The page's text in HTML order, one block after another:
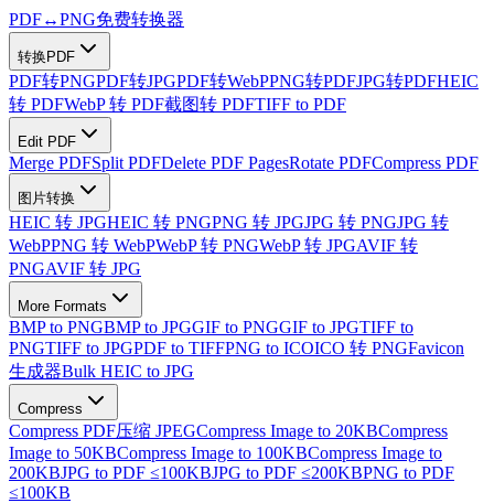
PDF↔PNG免费转换器
转换PDF
PDF转PNGPDF转JPGPDF转WebPPNG转PDFJPG转PDFHEIC
转 PDFWebP 转 PDF截图转 PDFTIFF to PDF
Edit PDF
Merge PDFSplit PDFDelete PDF PagesRotate PDFCompress PDF
图片转换
HEIC 转 JPGHEIC 转 PNGPNG 转 JPGJPG 转 PNGJPG 转
WebPPNG 转 WebPWebP 转 PNGWebP 转 JPGAVIF 转
PNGAVIF 转 JPG
More Formats
BMP to PNGBMP to JPGGIF to PNGGIF to JPGTIFF to
PNGTIFF to JPGPDF to TIFFPNG to ICOICO 转 PNGFavicon
生成器Bulk HEIC to JPG
Compress
Compress PDF压缩 JPEGCompress Image to 20KBCompress
Image to 50KBCompress Image to 100KBCompress Image to
200KBJPG to PDF ≤100KBJPG to PDF ≤200KBPNG to PDF
≤100KB